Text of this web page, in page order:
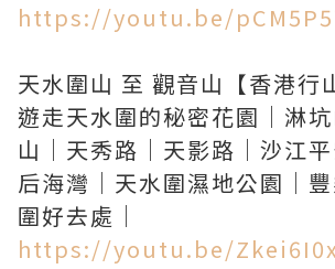
https://youtu.be/
天水圍山 至 觀音山【香港行
遊走天水圍的秘密花園｜淋
山｜天秀路｜天影路｜沙江平
后海灣｜天水圍濕地公園｜
https://youtu.be/